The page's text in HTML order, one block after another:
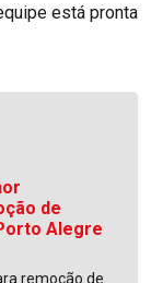
está pronta
de
Alegre
remoção de